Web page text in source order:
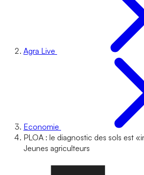
Agra Live
Economie
PLOA : le diagnostic des sols est
Jeunes agriculteurs